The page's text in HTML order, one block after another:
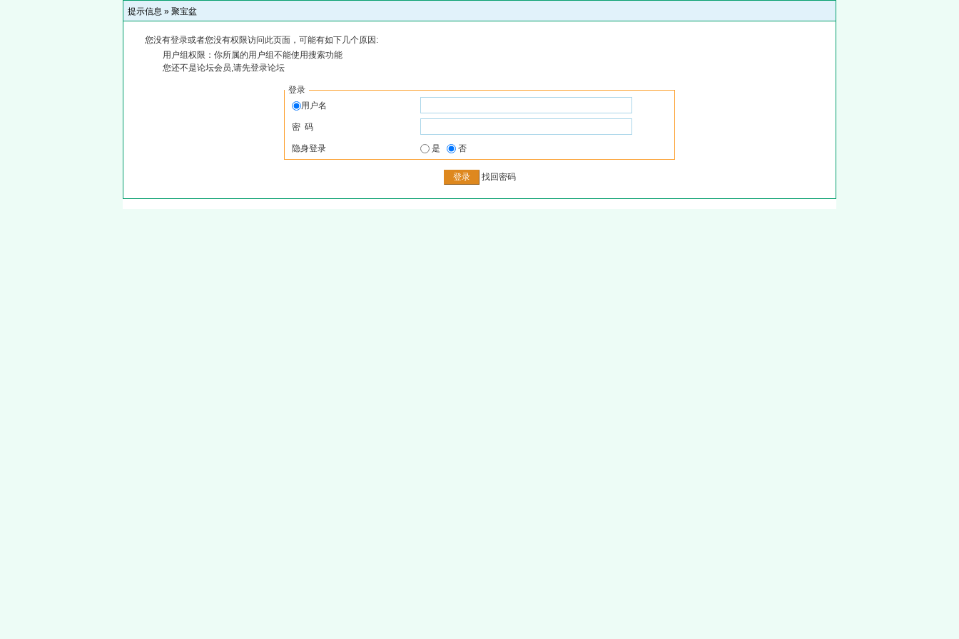
提示信息 » 聚宝盆
您没有登录或者您没有权限访问此页面，可能有如下几个原因:
用户组权限：你所属的用户组不能使用搜索功能
您还不是论坛会员,请先登录论坛
登录
用户名
密 码
隐身登录 是 否
找回密码